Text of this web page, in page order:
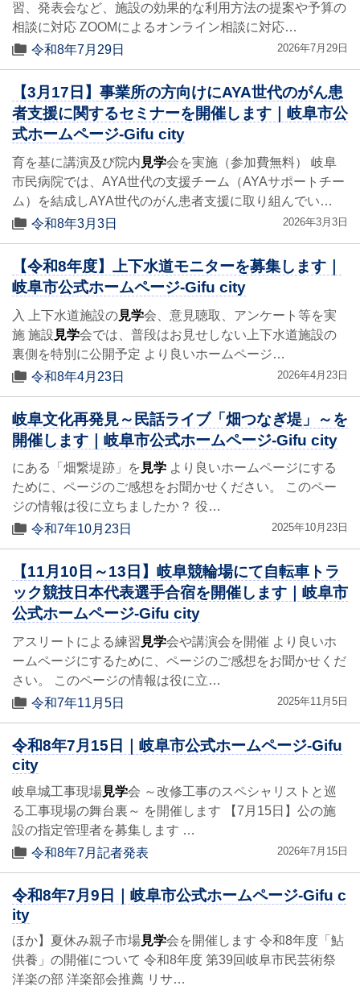
習、発表会など、施設の効果的な利用方法の提案や予算の
相談に対応 ZOOMによるオンライン相談に対応…
令和8年7月29日
2026年7月29日
【3月17日】事業所の方向けにAYA世代のがん患
者支援に関するセミナーを開催します｜岐阜市公
式ホームページ-Gifu city
育を基に講演及び院内 見学会を実施（参加費無料） 岐阜
市民病院では、AYA世代の支援チーム（AYAサポートチー
ム）を結成しAYA世代のがん患者支援に取り組んでい…
令和8年3月3日
2026年3月3日
【令和8年度】上下水道モニターを募集します｜
岐阜市公式ホームページ-Gifu city
入 上下水道施設の見学会、意見聴取、アンケート等を実
施 施設 見学会では、普段はお見せしない上下水道施設の
裏側を特別に公開予定 より良いホームページ…
令和8年4月23日
2026年4月23日
岐阜文化再発見～民話ライブ「畑つなぎ堤」～を
開催します｜岐阜市公式ホームページ-Gifu city
にある「畑繋堤跡」を 見学 より良いホームページにする
ために、ページのご感想をお聞かせください。 このペー
ジの情報は役に立ちましたか？ 役…
令和7年10月23日
2025年10月23日
【11月10日～13日】岐阜競輪場にて自転車トラ
ック競技日本代表選手合宿を開催します｜岐阜市
公式ホームページ-Gifu city
アスリートによる練習 見学会や講演会を開催 より良いホ
ームページにするために、ページのご感想をお聞かせくだ
さい。 このページの情報は役に立…
令和7年11月5日
2025年11月5日
令和8年7月15日｜岐阜市公式ホームページ-Gifu
city
岐阜城工事現場見学会 ～改修工事のスペシャリストと巡
る工事現場の舞台裏～ を開催します 【7月15日】公の施
設の指定管理者を募集します …
令和8年7月記者発表
2026年7月15日
令和8年7月9日｜岐阜市公式ホームページ-Gifu c
ity
ほか】夏休み親子市場見学会を開催します 令和8年度「鮎
供養」の開催について 令和8年度 第39回岐阜市民芸術祭
洋楽の部 洋楽部会推薦 リサ…